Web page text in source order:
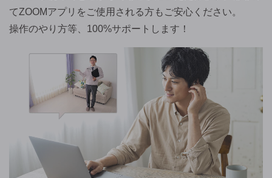
てZOOMアプリをご使用される方もご安心ください。
操作のやり方等、100%サポートします！